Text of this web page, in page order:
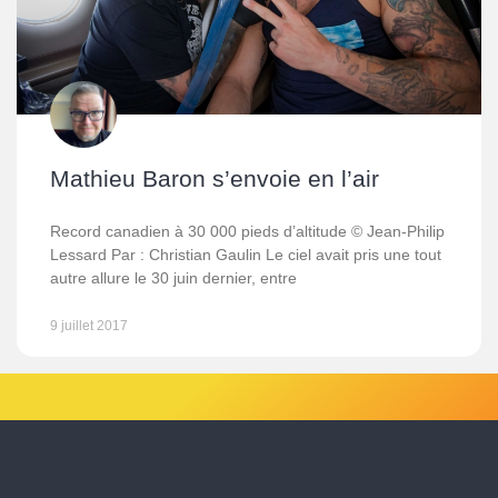
Mathieu Baron s’envoie en l’air
Record canadien à 30 000 pieds d’altitude © Jean-Philip
Lessard Par : Christian Gaulin Le ciel avait pris une tout
autre allure le 30 juin dernier, entre
9 juillet 2017